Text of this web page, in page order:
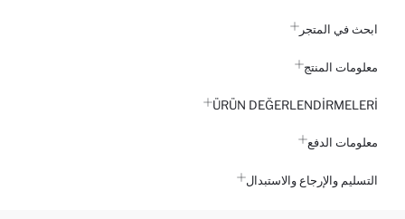
ابحث في المتجر
معلومات المنتج
ÜRÜN DEĞERLENDİRMELERİ
معلومات الدفع
التسليم والإرجاع والاستبدال